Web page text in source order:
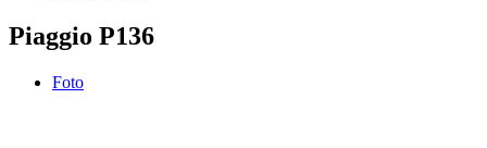
Piaggio P136
Foto